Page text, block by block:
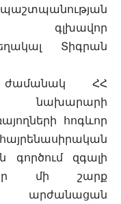
գլխավոր
Տիգրան
ժամանակ ՀՀ
նախարարի
հոգևոր
գործում զգալի
մի շարք
արժանացան